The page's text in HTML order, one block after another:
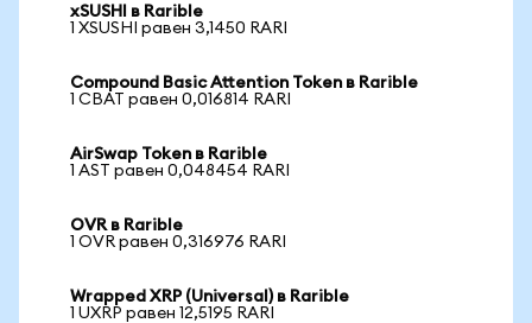
xSUSHI в Rarible
1 XSUSHI равен 3,1450 RARI
Compound Basic Attention Token в Rarible
1 CBAT равен 0,016814 RARI
AirSwap Token в Rarible
1 AST равен 0,048454 RARI
OVR в Rarible
1 OVR равен 0,316976 RARI
Wrapped XRP (Universal) в Rarible
1 UXRP равен 12,5195 RARI